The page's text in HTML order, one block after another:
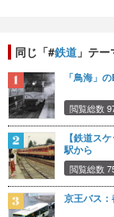
同じ「#鉄道 」テ
「鳥海」
閲覧総数
【鉄道ス
駅から
閲覧総数
京王バス